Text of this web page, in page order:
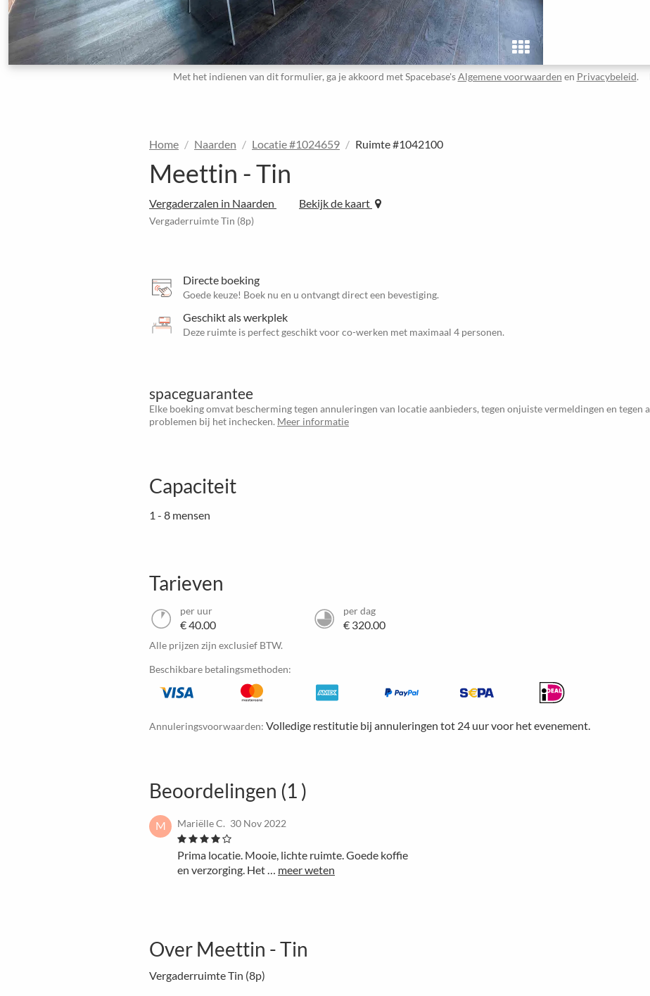
Met het indienen van dit formulier, ga je akkoord met Spacebase'sAlgemene voorwaarden en Privacybeleid.
Home Naarden Locatie #1024659 Ruimte #1042100
Meettin - Tin
Vergaderzalen in Naarden Bekijk de kaart
Vergaderruimte Tin (8p)
Directe boeking
Goede keuze! Boek nu en u ontvangt direct een bevestiging.
Geschikt als werkplek
Deze ruimte is perfect geschikt voor co-werken met maximaal 4 personen.
spaceguarantee
Elke boeking omvat bescherming tegen annuleringen van locatie aanbieders, tegen onjuiste vermeldingen en tegen
problemen bij het inchecken. Meer informatie
Capaciteit
1 - 8 mensen
Tarieven
per uur
€ 40.00
per dag
€ 320.00
Alle prijzen zijn exclusief BTW.
Beschikbare betalingsmethoden:
Annuleringsvoorwaarden: Volledige restitutie bij annuleringen tot 24 uur voor het evenement.
Beoordelingen (1 )
M Mariëlle C. 30 Nov 2022
Prima locatie. Mooie, lichte ruimte. Goede koffie
en verzorging. Het … meer weten
Over Meettin - Tin
Vergaderruimte Tin (8p)